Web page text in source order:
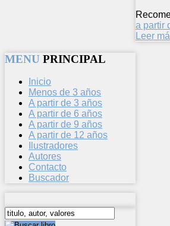
a partir
Leer
MENU PRINCIPAL
Inicio
Menos de 3 años
A partir de 3 años
A partir de 6 años
A partir de 9 años
A partir de 12 años
Ilustradores
Autores
Contacto
Buscador